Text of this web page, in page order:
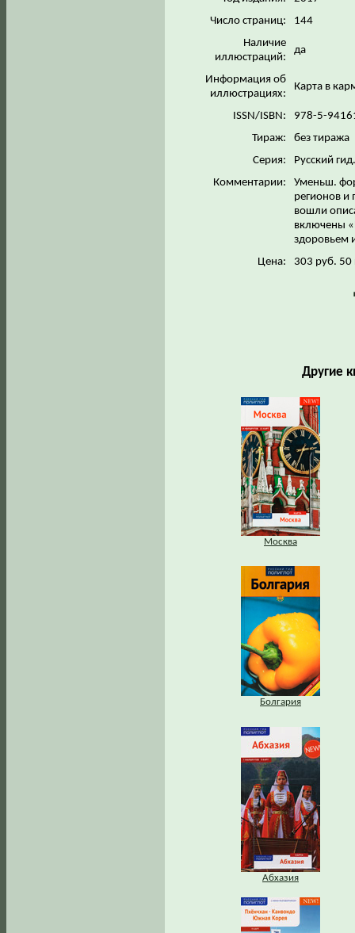
Число страниц:
144
Наличие
иллюстраций:
да
Информация об
иллюстрациях:
Карта в
ISSN/ISBN:
978-5-
Тираж:
без тиража
Серия:
Русский
Комментарии:
Уменьш.
регионов и
вошли
включены
здоровьем
Цена:
303 руб. 50
Другие
Москва
Болгария
Абхазия